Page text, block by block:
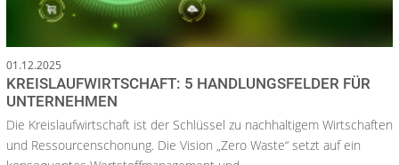
01.12.2025
KREISLAUFWIRTSCHAFT: 5 HANDLUNGSFELDER FÜR
UNTERNEHMEN
Die Kreislaufwirtschaft ist der Schlüssel zu nachhaltigem Wirtschaften
und Ressourcenschonung. Die Vision „Zero Waste“ setzt auf ein